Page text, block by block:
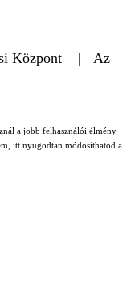
Központ | Az
a jobb felhasználói élmény
itt nyugodtan módosíthatod a